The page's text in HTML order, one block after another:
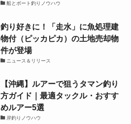
船とボート釣りノウハウ
釣り好きに！「走水」に魚処理建
物付（ピッカピカ）の土地売却物
件が登場
ニュース＆リリース
【沖縄】ルアーで狙うタマン釣り
方ガイド｜最適タックル・おすす
めルアー5選
岸釣りノウハウ